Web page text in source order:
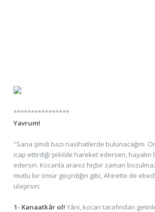
****************
Yavrum!
"Sana şimdi bazı nasihatlerde bulunacağım.
icap ettirdiği şekilde hareket edersen, hayatın
edersin. Kocanla aranız hiçbir zaman
mutlu bir ömür geçirdiğin gibi, Ahirette de
ulaşırsın:
1- Kanaatkâr ol! Yâni, kocan tarafından